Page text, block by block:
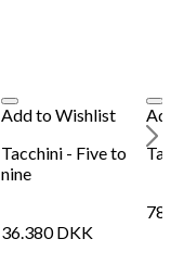
Add to Wishlist
Tacchini - Five to
nine
36.380DKK